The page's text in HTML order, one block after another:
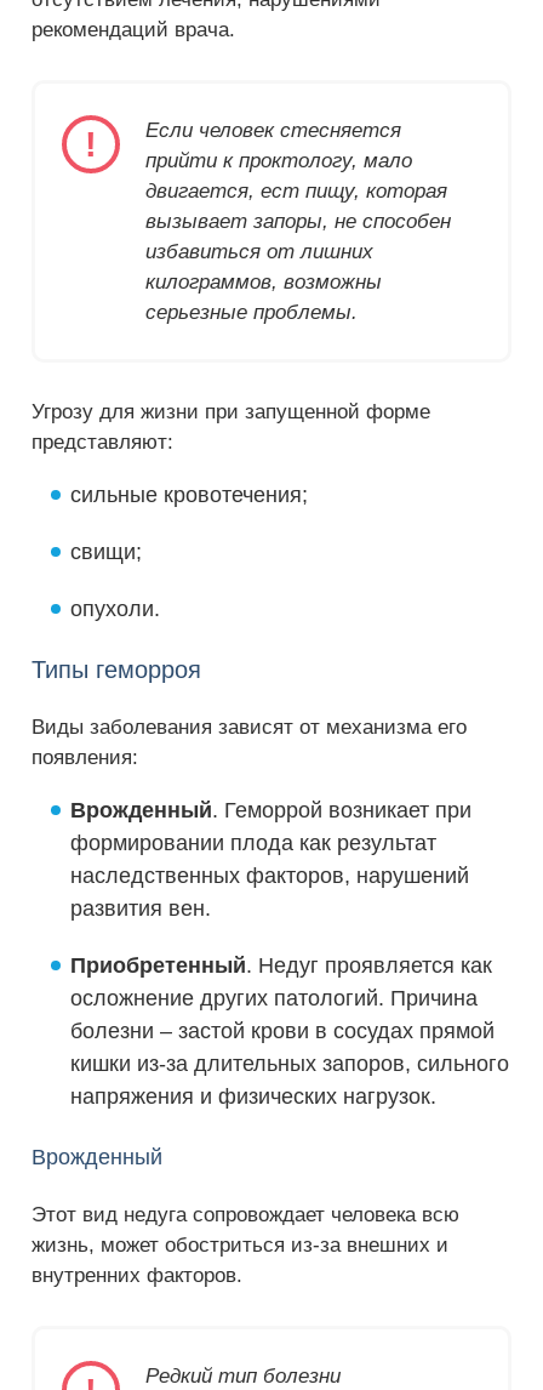
рекомендаций врача.
Если человек стесняется
прийти к проктологу, мало
двигается, ест пищу, которая
вызывает запоры, не способен
избавиться от лишних
килограммов, возможны
серьезные проблемы.
Угрозу для жизни при запущенной форме
представляют:
сильные кровотечения;
свищи;
опухоли.
Типы геморроя
Виды заболевания зависят от механизма его
появления:
Врожденный. Геморрой возникает при
формировании плода как результат
наследственных факторов, нарушений
развития вен.
Приобретенный. Недуг проявляется как
осложнение других патологий. Причина
болезни – застой крови в сосудах прямой
кишки из-за длительных запоров, сильного
напряжения и физических нагрузок.
Врожденный
Этот вид недуга сопровождает человека всю
жизнь, может обостриться из-за внешних и
внутренних факторов.
Редкий тип болезни